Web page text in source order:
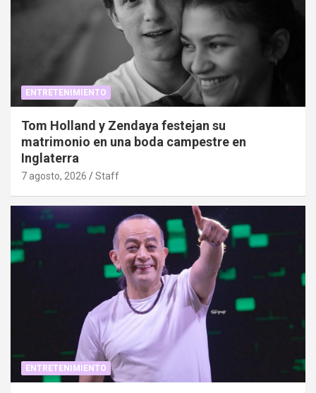
ENTRETENIMIENTO
Tom Holland y Zendaya festejan su
matrimonio en una boda campestre en
Inglaterra
7 agosto, 2026 Staff
ENTRETENIMIENTO